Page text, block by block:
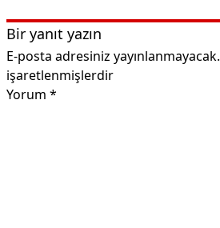
Bir yanıt yazın
E-posta adresiniz yayınlanmayacak.
işaretlenmişlerdir
Yorum *